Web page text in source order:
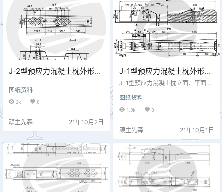
汽机车 21 1760 70 50 内燃机…
J-2型预应力混凝土枕外形尺
图纸资料
2k 0
顽主先森 21年10月2日
J-1型预应力混凝土枕外形尺
寸图 专线3230
J-1型预应力混凝土枕立面、平面图
图纸资料
1.8k 0
顽主先森 21年10月1日